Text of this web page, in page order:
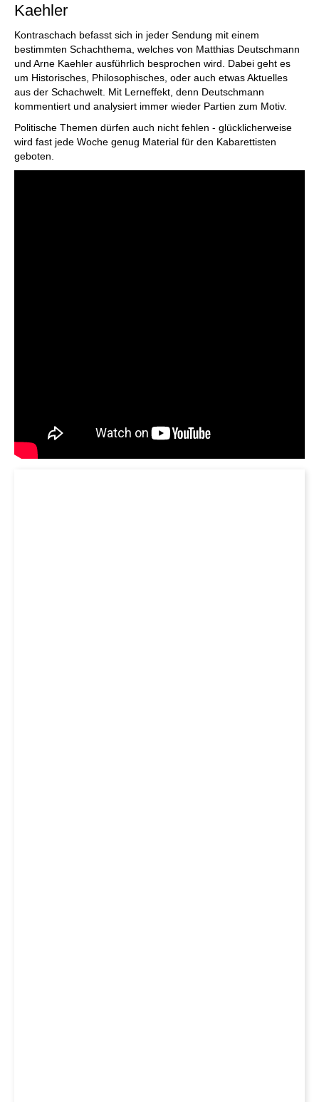
Kaehler
Kontraschach befasst sich in jeder Sendung mit einem
bestimmten Schachthema, welches von Matthias Deutschmann
und Arne Kaehler ausführlich besprochen wird. Dabei geht es
um Historisches, Philosophisches, oder auch etwas Aktuelles
aus der Schachwelt. Mit Lerneffekt, denn Deutschmann
kommentiert und analysiert immer wieder Partien zum Motiv.
Politische Themen dürfen auch nicht fehlen - glücklicherweise
wird fast jede Woche genug Material für den Kabarettisten
geboten.